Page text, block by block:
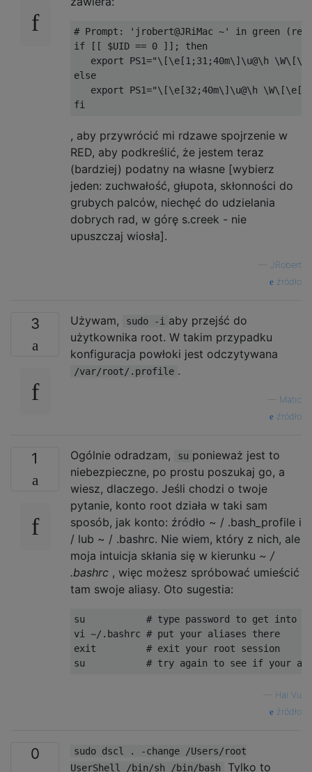
# Prompt: 'jrobert@JRiMac ~' in green
if
[[ $UID == 0 ]];
then
export PS1="\[\e[1;31;40m\]\u@\h
else
export PS1="\[\e[32;40m\]\u@\h
fi
, aby przywrócić mi rdzawe spojrzenie w
RED, aby podkreślić, że jestem teraz
(bardziej) podatny na własne [wybierz
jeden: zuchwałość, głupota, skłonności do
grubych palców, niechęć do udzielania
dobrych rad, w górę s.creek - nie
upuszczaj wiosła].
JRobert
źródło
3 Używam, sudo -i aby przejść do
użytkownika root. W takim przypadku
konfiguracja powłoki jest odczytywana
/var/root/.profile .
Matic
źródło
1 Ogólnie odradzam, su ponieważ jest to
niebezpieczne, po prostu poszukaj go, a
wiesz, dlaczego. Jeśli chodzi o twoje
pytanie, konto root działa w taki sam
sposób, jak konto: źródło ~ / .bash_profile i
/ lub ~ / .bashrc. Nie wiem, który z nich, ale
moja intuicja skłania się w kierunku ~ /
.bashrc , więc możesz spróbować umieścić
tam swoje aliasy. Oto sugestia:
su # type password to get into
vi ~/. bashrc # put your aliases there
exit
# exit your root session
su # try again to see if your
Hai Vu
źródło
0
sudo dscl . -change /Users/root
UserShell /bin/sh /bin/bash
Tylko to